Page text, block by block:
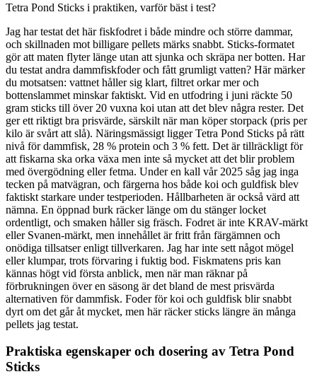
Tetra Pond Sticks i praktiken, varför bäst i test?
Jag har testat det här fiskfodret i både mindre och större dammar,
och skillnaden mot billigare pellets märks snabbt. Sticks-formatet
gör att maten flyter länge utan att sjunka och skräpa ner botten. Har
du testat andra dammfiskfoder och fått grumligt vatten? Här märker
du motsatsen: vattnet håller sig klart, filtret orkar mer och
bottenslammet minskar faktiskt. Vid en utfodring i juni räckte 50
gram sticks till över 20 vuxna koi utan att det blev några rester. Det
ger ett riktigt bra prisvärde, särskilt när man köper storpack (pris per
kilo är svårt att slå). Näringsmässigt ligger Tetra Pond Sticks på rätt
nivå för dammfisk, 28 % protein och 3 % fett. Det är tillräckligt för
att fiskarna ska orka växa men inte så mycket att det blir problem
med övergödning eller fetma. Under en kall vår 2025 såg jag inga
tecken på matvägran, och färgerna hos både koi och guldfisk blev
faktiskt starkare under testperioden. Hållbarheten är också värd att
nämna. En öppnad burk räcker länge om du stänger locket
ordentligt, och smaken håller sig fräsch. Fodret är inte KRAV-märkt
eller Svanen-märkt, men innehållet är fritt från färgämnen och
onödiga tillsatser enligt tillverkaren. Jag har inte sett något mögel
eller klumpar, trots förvaring i fuktig bod. Fiskmatens pris kan
kännas högt vid första anblick, men när man räknar på
förbrukningen över en säsong är det bland de mest prisvärda
alternativen för dammfisk. Foder för koi och guldfisk blir snabbt
dyrt om det går åt mycket, men här räcker sticks längre än många
pellets jag testat.
Praktiska egenskaper och dosering av Tetra Pond
Sticks